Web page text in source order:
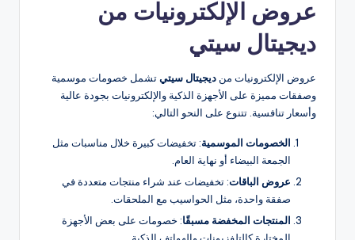
عروض الإلكترونيات من
ديجيتال سيتي
عروض الإلكترونيات من ديجيتال سيتيتشمل خصومات موسمية
وصفقات مميزة على الأجهزة الذكية والإلكترونيات بجودة عالية
وأسعار تنافسية. تتنوع على النحو التالي:
الخصومات الموسمية: تخفيضات كبيرة خلال مناسبات مثل
الجمعة البيضاء أو نهاية العام.
عروض الباقات: تخفيضات عند شراء منتجات متعددة في
صفقة واحدة، مثل الحواسيب مع الملحقات.
المنتجات المخفضة مسبقًا: خصومات على بعض الأجهزة